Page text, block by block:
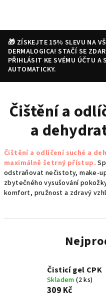
🎁 ZÍSKEJTE 15% SLEVU NA
DERMALOGICA! STAČÍ SE
PŘIHLÁSIT KE SVÉMU ÚČTU A
AUTOMATICKY.
Čištění a
a
Čištění a odlíčení suché a
maximálně šetrný přístup.
odstraňovat nečistoty, make-
zbytečného vysušování
komfort, pružnost a zdravý
Čisticí gel CPK
Skladem(2 ks)
309 Kč